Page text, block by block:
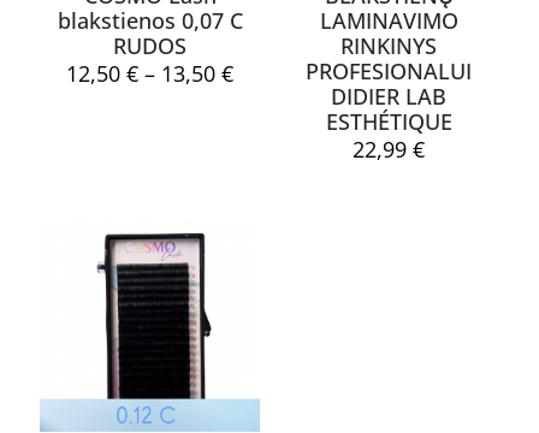
Noriu savo interneto naršyklėje išsaugoti vardą, el. pašto
adresą ir interneto puslapį, kad jų nebereiktų įvesti iš naujo, kai
kitą kartą vėl norėsiu parašyti komentarą.
blakstienos 0,07 C
RUDOS
12,50€ – 13,50€Price
LAMINAVIMO
RINKINYS
PROFESIONALUI
DIDIER LAB
ESTHÉTIQUE
22,99€